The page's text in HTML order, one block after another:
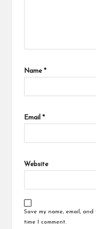
Name *
Email *
Website
Save my name, email,
time I comment.